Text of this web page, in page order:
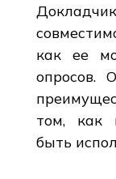
как ее
опросов.
том, как
быть